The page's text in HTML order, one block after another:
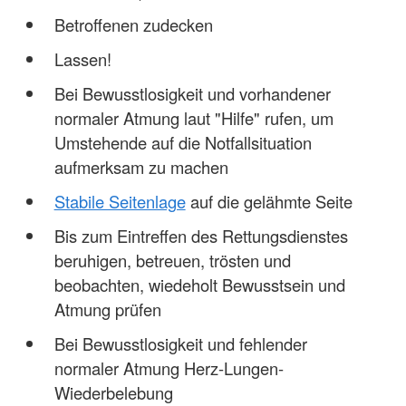
Betroffenen zudecken
Lassen!
Bei Bewusstlosigkeit und vorhandener
normaler Atmung laut "Hilfe" rufen, um
Umstehende auf die Notfallsituation
aufmerksam zu machen
Stabile Seitenlageauf die gelähmte Seite
Bis zum Eintreffen des Rettungsdienstes
beruhigen, betreuen, trösten und
beobachten, wiedeholt Bewusstsein und
Atmung prüfen
Bei Bewusstlosigkeit und fehlender
normaler Atmung Herz-Lungen-
Wiederbelebung